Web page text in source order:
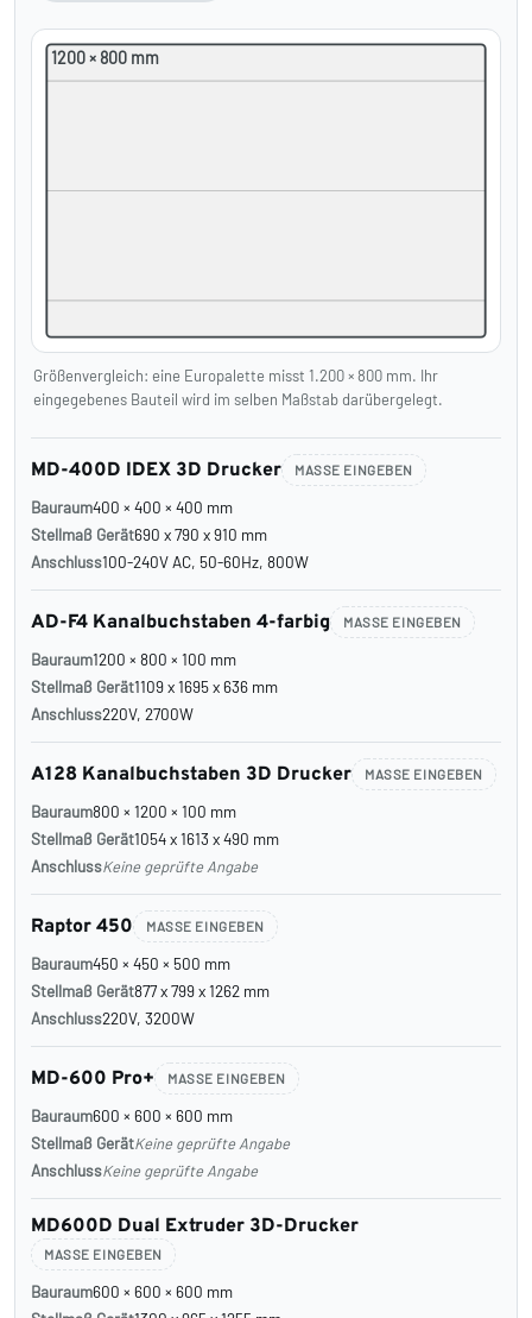
1200 × 800 mm
Größenvergleich: eine Europalette misst 1.200 × 800 mm. Ihr
eingegebenes Bauteil wird im selben Maßstab darübergelegt.
MD-400D IDEX 3D Drucker MASSE EINGEBEN
Bauraum400 × 400 × 400 mm
Stellmaß Gerät690 x 790 x 910 mm
Anschluss100-240V AC, 50-60Hz, 800W
AD-F4 Kanalbuchstaben 4-farbig MASSE EINGEBEN
Bauraum1200 × 800 × 100 mm
Stellmaß Gerät1109 x 1695 x 636 mm
Anschluss220V, 2700W
A128 Kanalbuchstaben 3D Drucker MASSE EINGEBEN
Bauraum800 × 1200 × 100 mm
Stellmaß Gerät1054 x 1613 x 490 mm
AnschlussKeine geprüfte Angabe
Raptor 450 MASSE EINGEBEN
Bauraum450 × 450 × 500 mm
Stellmaß Gerät877 x 799 x 1262 mm
Anschluss220V, 3200W
MD-600 Pro+ MASSE EINGEBEN
Bauraum600 × 600 × 600 mm
Stellmaß GerätKeine geprüfte Angabe
AnschlussKeine geprüfte Angabe
MD600D Dual Extruder 3D-Drucker
MASSE EINGEBEN
Bauraum600 × 600 × 600 mm